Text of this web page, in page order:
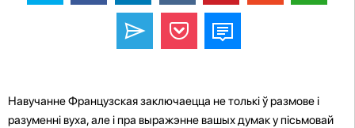
Навучанне Французская заключаецца не толькі ў размове і
разуменні вуха, але і пра выражэнне вашых думак у пісьмовай